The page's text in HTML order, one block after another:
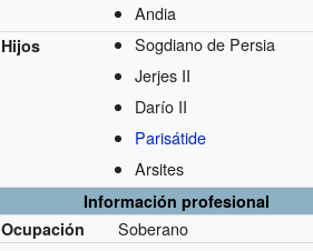
Andia
Hijos
Sogdiano de Persia
Jerjes II
Darío II
Parisátide
Arsites
Información profesional
Ocupación
Soberano